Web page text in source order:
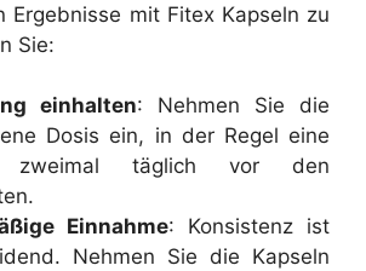
Ergebnisse mit Fitex Kapseln zu
Sie:
einhalten: Nehmen Sie die
Dosis ein, in der Regel eine
zweimal täglich vor den
Einnahme: Konsistenz ist
Nehmen Sie die Kapseln